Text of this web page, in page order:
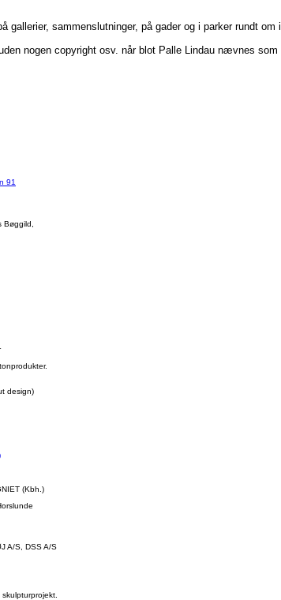
gallerier, sammenslutninger, på gader og i parker rundt om i
nogen copyright osv. når blot Palle Lindau nævnes som
91
design)
(Kbh.)
A/S, DSS A/S